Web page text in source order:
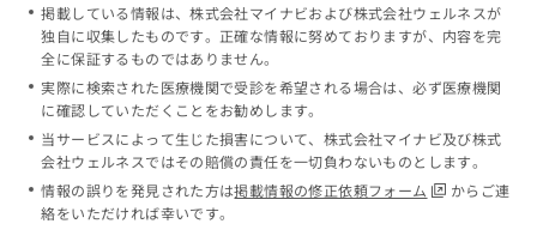
掲載している情報は、株式会社マイナビおよび株式会社ウェルネスが
独自に収集したものです。正確な情報に努めておりますが、内容を完
全に保証するものではありません。
実際に検索された医療機関で受診を希望される場合は、必ず医療機関
に確認していただくことをお勧めします。
当サービスによって生じた損害について、株式会社マイナビ及び株式
会社ウェルネスではその賠償の責任を一切負わないものとします。
情報の誤りを発見された方は掲載情報の修正依頼フォーム
からご連
絡をいただければ幸いです。